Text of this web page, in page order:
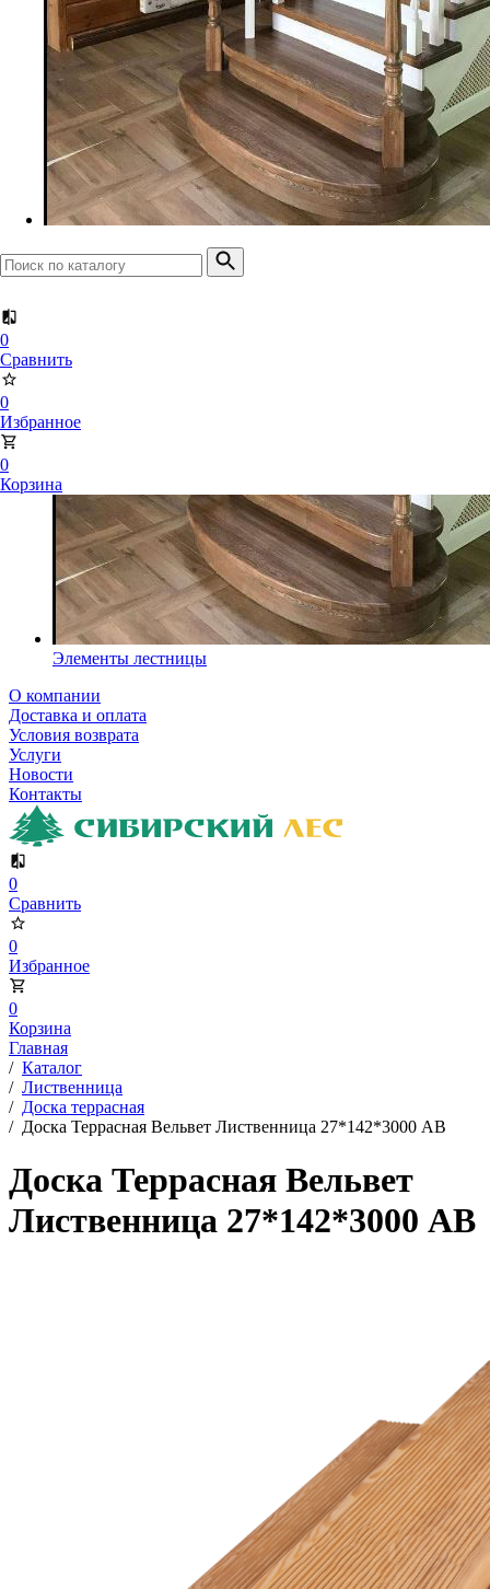
0
Сравнить
0
Избранное
0
Корзина
Планкен прямой
Планкен скошенный
Элементы лестницы
О компании
Доставка и оплата
Условия возврата
Услуги
Новости
Контакты
0
Сравнить
0
Избранное
0
Корзина
Главная
/ Каталог
/ Лиственница
/ Доска террасная
/ Доска Террасная Вельвет Лиственница 27*142*3000 АВ
Доска Террасная Вельвет
Лиственница 27*142*3000 АВ